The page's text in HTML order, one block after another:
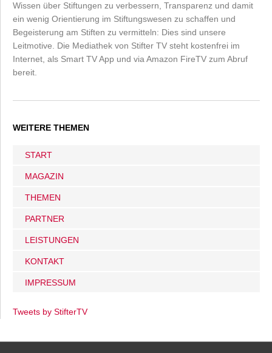
Wissen über Stiftungen zu verbessern, Transparenz und damit
ein wenig Orientierung im Stiftungswesen zu schaffen und
Begeisterung am Stiften zu vermitteln: Dies sind unsere
Leitmotive. Die Mediathek von Stifter TV steht kostenfrei im
Internet, als Smart TV App und via Amazon FireTV zum Abruf
bereit.
WEITERE THEMEN
START
MAGAZIN
THEMEN
PARTNER
LEISTUNGEN
KONTAKT
IMPRESSUM
Tweets by StifterTV